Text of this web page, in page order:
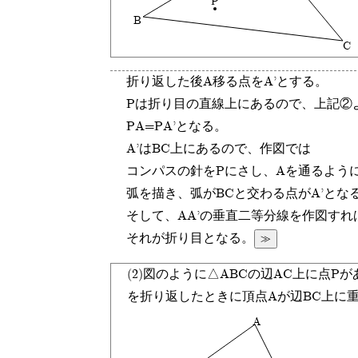
B
C
折り返した後A移る点をA'とする。
Pは折り目の直線上にあるので、上記②
PA=PA'となる。
A'はBC上にあるので、作図では
コンパスの針をPにさし、Aを通るよう
弧を描き、弧がBCと交わる点がA'とな
そして、AA'の垂直二等分線を作図すれ
それが折り目となる。
≫
(2)図のように△ABCの辺AC上に点Pが
を折り返したときに頂点Aが辺BC上に
A